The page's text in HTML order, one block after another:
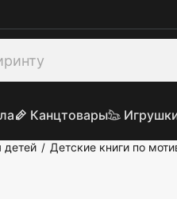
Канцтовары
детей / Детские книги по